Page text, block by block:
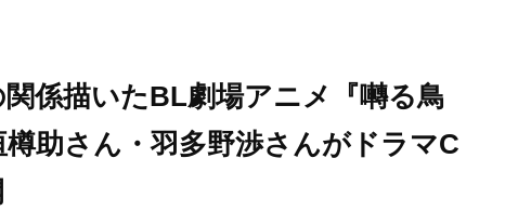
係描いたBL劇場アニメ『囀る鳥
助さん・羽多野渉さんがドラマC